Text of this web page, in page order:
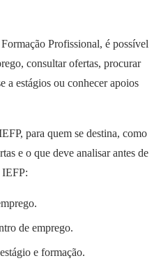
Profissional, é possível
consultar ofertas, procurar
a estágios ou conhecer apoios
para quem se destina, como
e o que deve analisar antes de
IEFP:
de emprego.
e formação.